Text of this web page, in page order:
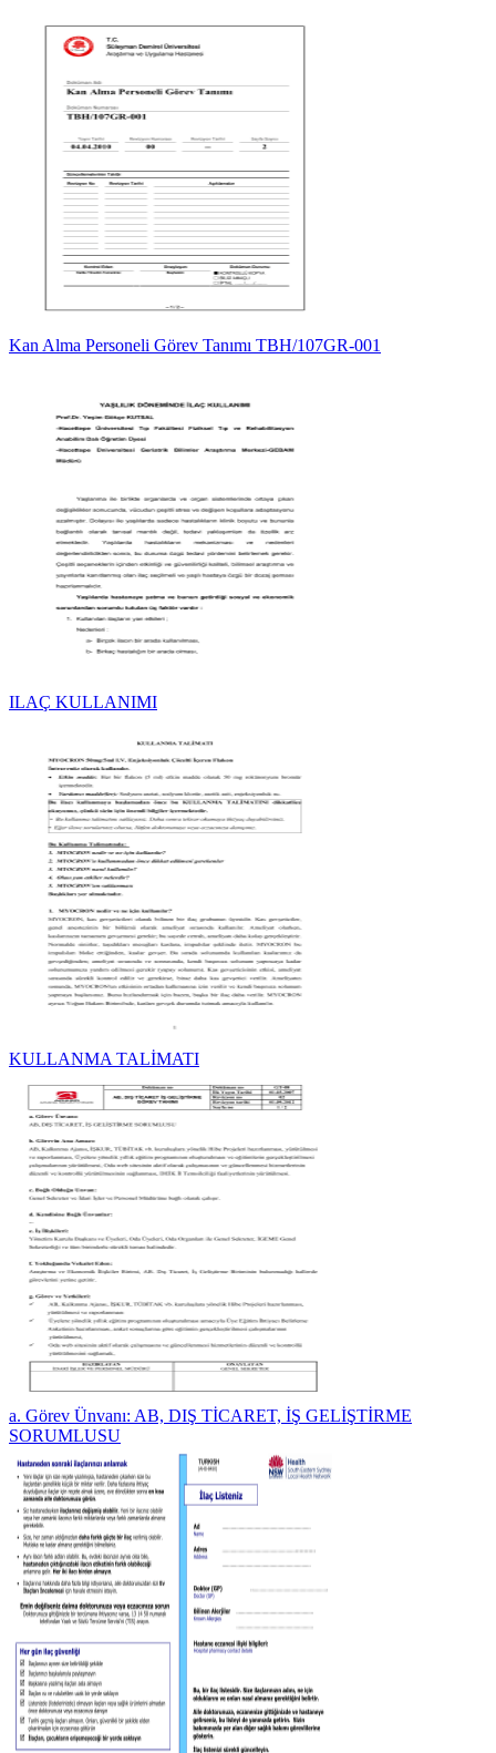
Kan Alma Personeli Görev Tanımı TBH/107GR-001
ILAÇ KULLANIMI
KULLANMA TALİMATI
a. Görev Ünvanı: AB, DIŞ TİCARET, İŞ GELİŞTİRME
SORUMLUSU